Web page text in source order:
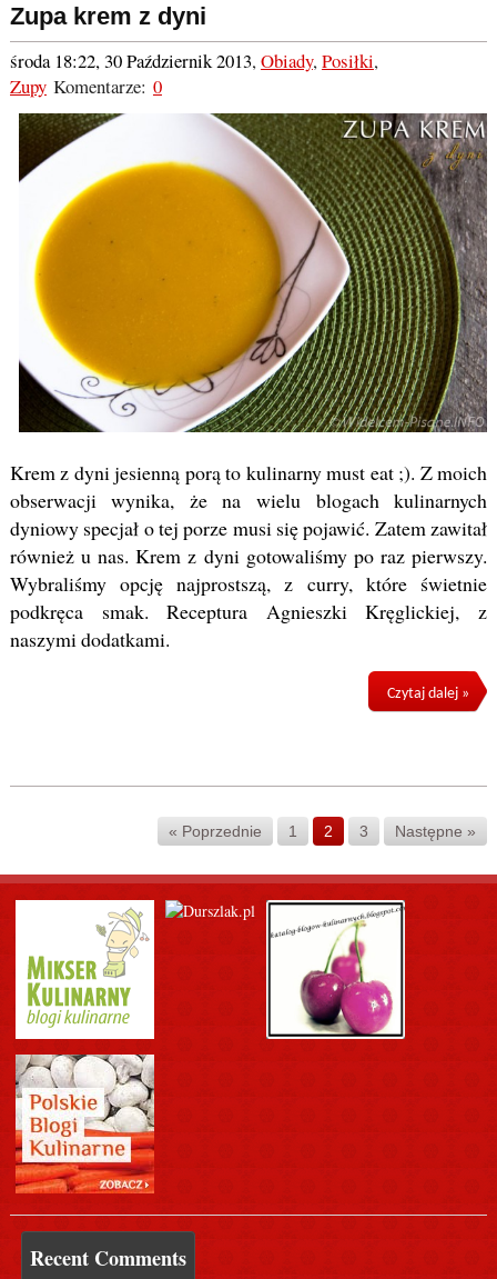
Zupa krem z dyni
środa 18:22, 30 Październik 2013,Obiady,Posiłki,
ZupyKomentarze: 0
Krem z dyni jesienną porą to kulinarny must eat ;). Z moich
obserwacji wynika, że na wielu blogach kulinarnych
dyniowy specjał o tej porze musi się pojawić. Zatem zawitał
również u nas. Krem z dyni gotowaliśmy po raz pierwszy.
Wybraliśmy opcję najprostszą, z curry, które świetnie
podkręca smak. Receptura Agnieszki Kręglickiej, z
naszymi dodatkami.
Czytaj dalej »
« Poprzednie 1 2 3 Następne »
Recent Comments